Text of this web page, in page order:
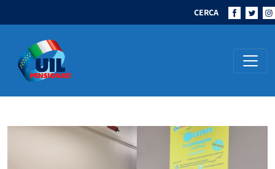
CERCA
Navigazione principale